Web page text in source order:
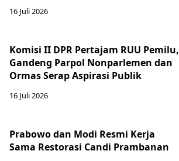
16 Juli 2026
Komisi II DPR Pertajam RUU Pemilu,
Gandeng Parpol Nonparlemen dan
Ormas Serap Aspirasi Publik
16 Juli 2026
Prabowo dan Modi Resmi Kerja
Sama Restorasi Candi Prambanan